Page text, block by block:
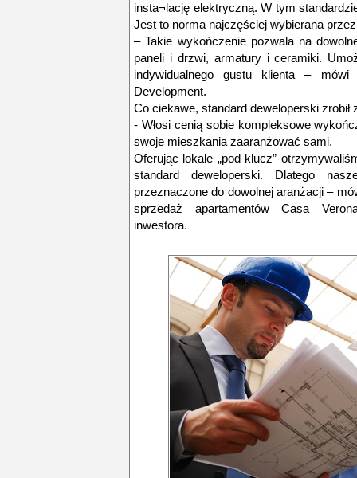
insta¬lację elektryczną. W tym
Jest to norma najczęściej wybierana
– Takie wykończenie pozwala na
paneli i drzwi, armatury i ceramiki.
indywidualnego gustu klienta –
Development.
Co ciekawe, standard deweloperski zrobił
- Włosi cenią sobie kompleksowe
swoje mieszkania zaaranżować sami.
Oferując lokale „pod klucz”
standard deweloperski. Dlatego
przeznaczone do dowolnej aranżacji –
sprzedaż apartamentów Casa
inwestora.